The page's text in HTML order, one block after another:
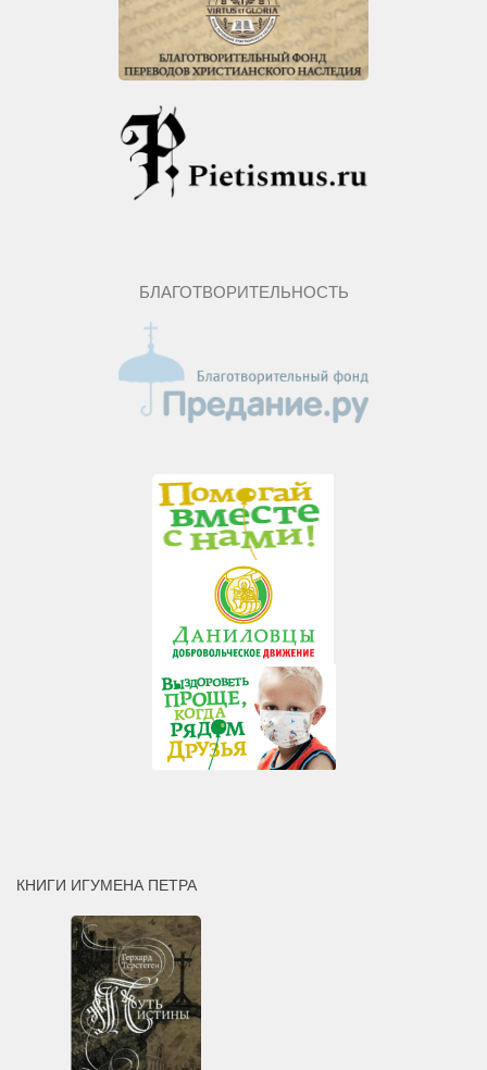
БЛАГОТВОРИТЕЛЬНОСТЬ
КНИГИ ИГУМЕНА ПЕТРА